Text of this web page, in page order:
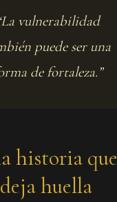
vulnerabilidad
puede ser una
de fortaleza.”
historia que
deja huella